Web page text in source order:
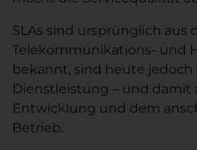
SLAs sind ursprünglich aus
Telekommunikations- und
bekannt, sind heute
Dienstleistung – und damit
Entwicklung und dem
Betrieb.